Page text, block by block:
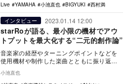
Live
YAMAHA 小池直也 BIGYUKI 西村満
インタビュー 2023.01.14 12:00
starRoが語る、最小限の機材でアウ
トプットを最大化する“二元的創作論”
音楽家の経歴やターニングポイントなどを
使用機材や制作した楽曲とともに振り返る
は第59回グ…
小池直也